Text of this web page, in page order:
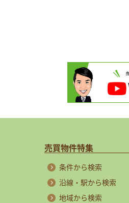
売買物件特集
条件から検索
沿線・駅から検索
地域から検索